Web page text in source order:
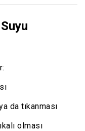
da tıkanması
olması